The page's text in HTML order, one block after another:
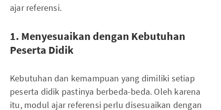
ajar referensi.
1. Menyesuaikan dengan Kebutuhan
Peserta Didik
Kebutuhan dan kemampuan yang dimiliki setiap
peserta didik pastinya berbeda-beda. Oleh karena
itu, modul ajar referensi perlu disesuaikan dengan